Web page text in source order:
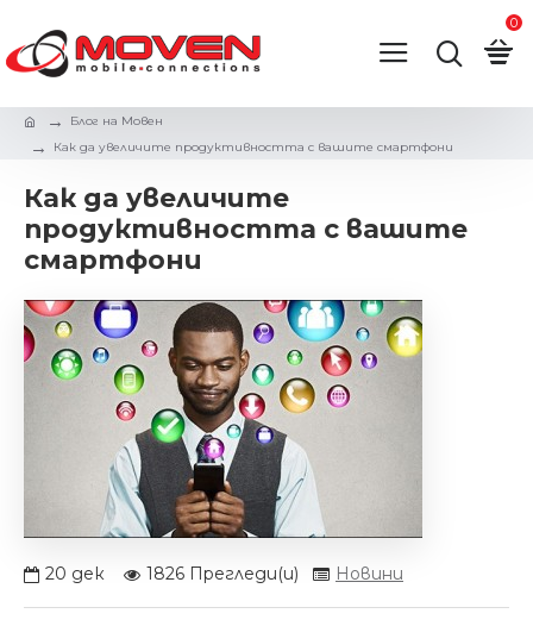
0
Блог на Мовен
Как да увеличите продуктивността с вашите смартфони
Как да увеличите
продуктивността с вашите
смартфони
20 дек 1826 Прегледи(и) Новини